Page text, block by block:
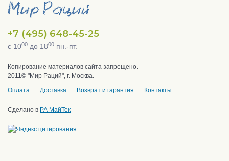
+7 (495) 648-45-25
с 1000 до 1800 пн.-пт.
Копирование материалов сайта запрещено.
2011© "Мир Раций", г. Москва.
Оплата
Доставка Возврат и гарантия Контакты
Сделано в РА МайТек